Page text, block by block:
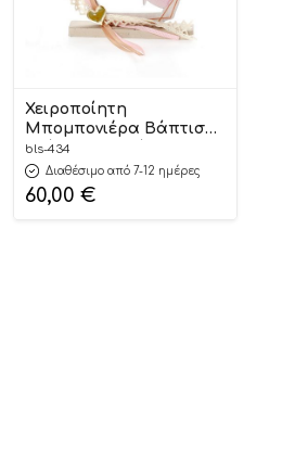
Χειροποίητη
Μπομπονιέρα Βάπτισης
Εξάγωνο σε Βάση με
Πεταλούδες για
Κορίτσια 434 (11X9cm)
24τμχ || Bellissimo
bls-434
Διαθέσιμο από 7-12 ημέρες
60,00 €